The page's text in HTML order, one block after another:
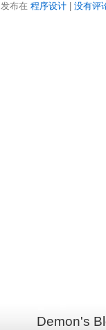
发布在 程序设计| 没有评
Demon's